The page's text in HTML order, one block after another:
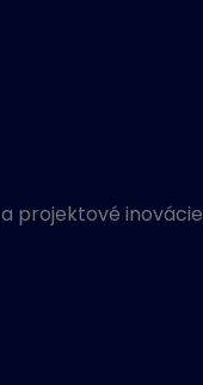
projektové inovácie